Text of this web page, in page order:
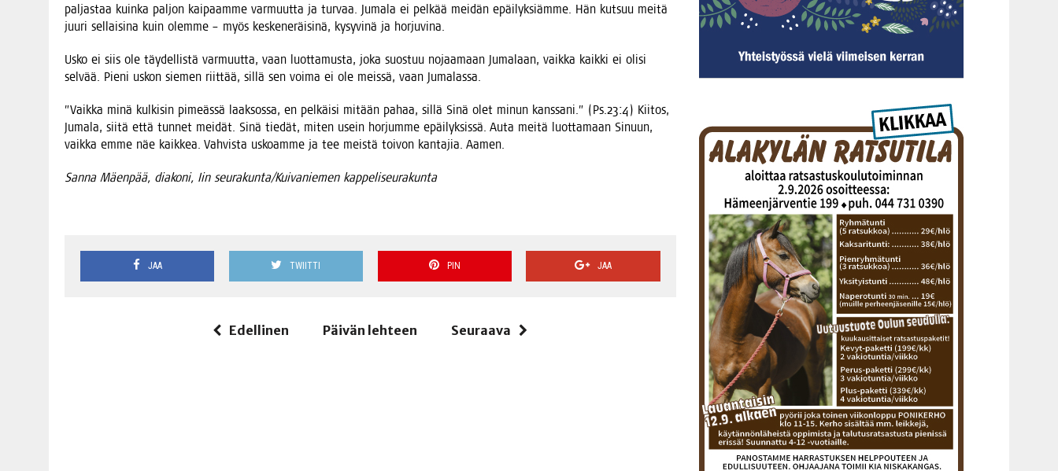
pal­jas­taa kuin­ka pal­jon kai­paam­me var­muut­ta ja tur­vaa. Juma­la ei pel­kää mei­dän epäi­lyk­siäm­me. Hän kut­suu mei­tä
juu­ri sel­lai­si­na kuin olem­me – myös kes­ke­ne­räi­si­nä, kysy­vi­nä ja horjuvina.
Usko ei siis ole täy­del­lis­tä var­muut­ta, vaan luot­ta­mus­ta, joka suos­tuu nojaa­maan Juma­laan, vaik­ka kaik­ki ei oli­si
sel­vää. Pie­ni uskon sie­men riit­tää, sil­lä sen voi­ma ei ole meis­sä, vaan Jumalassa.
”Vaik­ka minä kul­ki­sin pimeäs­sä laak­sos­sa, en pel­käi­si mitään pahaa, sil­lä Sinä olet minun kans­sa­ni.” (Ps.23:4) Kii­tos,
Juma­la, sii­tä että tun­net mei­dät. Sinä tie­dät, miten usein hor­jum­me epäi­lyk­sis­sä. Auta mei­tä luot­ta­maan Sinuun,
vaik­ka emme näe kaik­kea. Vah­vis­ta uskoam­me ja tee meis­tä toi­von kan­ta­jia. Aamen.
San­na Mäen­pää, dia­ko­ni, Iin seurakunta/Kuivaniemen kappeliseurakunta
JAA TWIITTI PIN JAA
Edellinen Päivän lehteen Seuraava